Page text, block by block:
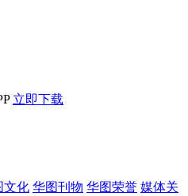
立即下载
文化 华图刊物 华图荣誉 媒体关